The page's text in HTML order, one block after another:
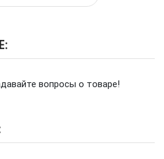
вопросы о товаре!